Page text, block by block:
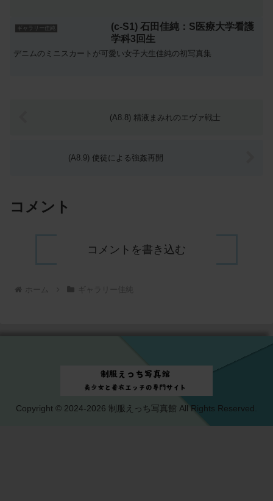
ギャラリー佳純
(c-S1) 石田佳純：S医療大学看護
学科3回生
デニムのミニスカートが可愛い女子大生佳純の初写真集
(A8.8) 精液まみれのエヴァ戦士
(A8.9) 使徒による強姦再開
コメント
コメントを書き込む
ホーム ギャラリー佳純
Copyright © 2024-2026 制服えっち写真館 All Rights Reserved.